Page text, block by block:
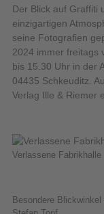
Der Blick auf Graffiti
einzigartigen
seine Fotografien
2024 immer freitags
bis 15.30 Uhr in der
04435 Schkeuditz.
Verlag Ille & Riemer
Verlassene Fabrikhalle
Besondere